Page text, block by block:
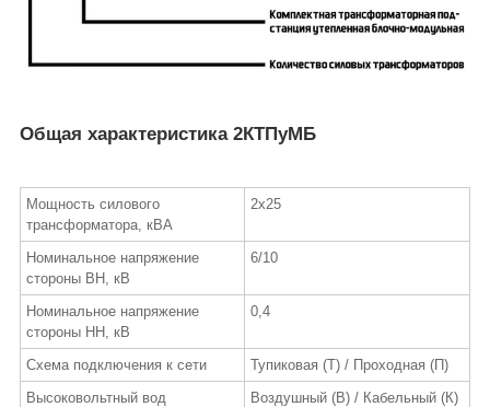
Общая характеристика 2КТПуМБ
Мощность силового
трансформатора, кВА
2х25
Номинальное напряжение
стороны ВН, кВ
6/10
Номинальное напряжение
стороны НН, кВ
0,4
Схема подключения к сети
Тупиковая (Т) / Проходная (П)
Высоковольтный вод
Воздушный (В) / Кабельный (К)